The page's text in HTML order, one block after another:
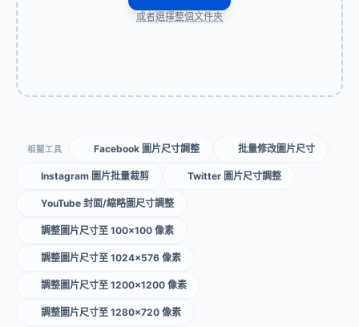
或者選擇整個文件夾
相關工具 Facebook 圖片尺寸調整 批量修改圖片尺寸
Instagram 圖片批量裁剪 Twitter 圖片尺寸調整
YouTube 封面/縮略圖尺寸調整
調整圖片尺寸至 100×100 像素
調整圖片尺寸至 1024×576 像素
調整圖片尺寸至 1200×1200 像素
調整圖片尺寸至 1280×720 像素